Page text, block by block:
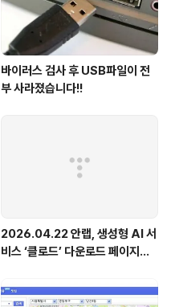
바이러스 검사 후 USB파일이 전
부 사라졌습니다!!
2026.04.22 안랩, 생성형 AI 서
비스 ‘클로드’ 다운로드 페이지로